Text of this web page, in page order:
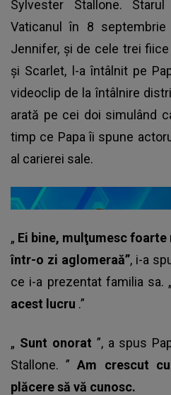
Sylvester Stallone.
Vaticanul în 8
Jennifer, şi de cele trei
şi Scarlet, l-a întâlnit pe
videoclip de la întâlnire
arată pe cei doi simulând
timp ce Papa îi spune
al carierei sale.
„ Ei bine, mulţumesc
într-o zi aglomeraă”, i-a
ce i-a prezentat familia sa. „
acest lucru .”
„ Sunt onorat ”, a spus
Stallone. ”Am crescut
plăcere să vă cunosc.